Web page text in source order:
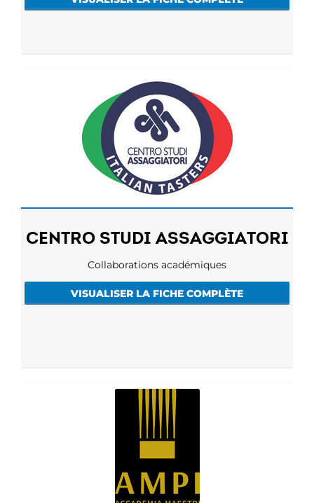
CENTRO STUDI ASSAGGIATORI
Collaborations académiques
VISUALISER LA FICHE COMPLÈTE